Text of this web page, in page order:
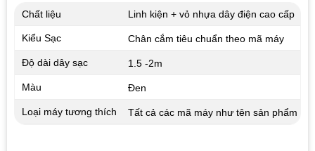
Chất liệu Linh kiện + vỏ nhựa dây điện cao cấp
Kiểu Sạc Chân cắm tiêu chuẩn theo mã máy
Độ dài dây sạc 1.5 -2m
Màu Đen
Loại máy tương thích Tất cả các mã máy như tên sản phẩm